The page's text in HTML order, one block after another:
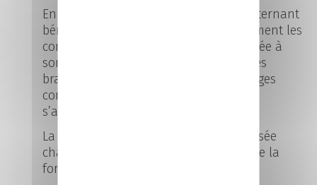
En tant que salarié de l’entreprise, l’alternant
bénéficie de droits spécifiques, notamment les
congés payés et la protection sociale liée à
son contrat. Selon les entreprises ou les
branches professionnelles, des avantages
complémentaires peuvent également
s’ajouter.
La rémunération en alternance est versée
chaque mois pendant toute la durée de la
formation.